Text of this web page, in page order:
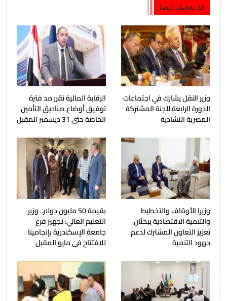
قد يعجبك ايضا
وزير النقل يشارك في اجتماعات
الدورة الرابعة للجنة المشتركة
المصرية التشادية
الرقابة المالية تقرر مد فترة
توفيق أوضاع صناديق التأمين
الخاصة حتى 31 ديسمبر المقبل
وزيرا الأوقاف والتخطيط
والتنمية الاقتصادية يبحثان
تعزيز التعاون المشترك لدعم
جهود التنمية
بقيمة 50 مليون دولار.. وزير
التعليم العالي: تجهيز فرع
جامعة الإسكندرية بإنجامينا
للافتتاح في مايو المقبل